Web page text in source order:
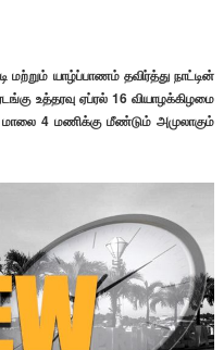
யாழ்ப்பாணம் தவிர்த்து நாட்டின்
உத்தரவு ஏப்ரல் 16 வியாழக்கிழமை
4 மணிக்கு மீண்டும் அமுலாகும்